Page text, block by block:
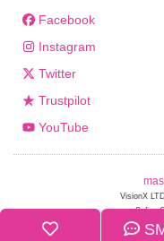
Facebook
Instagram
Twitter
Trustpilot
YouTube
VisionX
Sofia,